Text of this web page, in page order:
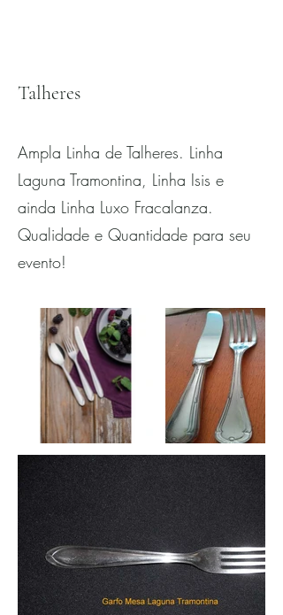
Talheres
Ampla Linha de Talheres. Linha
Laguna Tramontina, Linha Isis e
ainda Linha Luxo Fracalanza.
Qualidade e Quantidade para seu
evento!